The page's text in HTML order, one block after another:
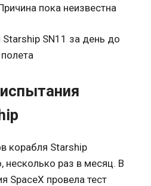
SN11 за день до
полета
корабля Starship
несколько раз в месяц. В
SpaceX провела тест